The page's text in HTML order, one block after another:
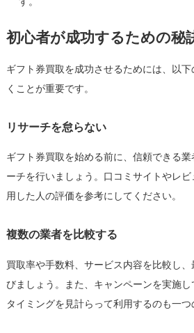
初心者が成功するための秘
ギフト券買取を成功させるためには、以
くことが重要です。
リサーチを怠らない
ギフト券買取を始める前に、信頼できる
ーチを行いましょう。口コミサイトやレビ
用した人の評価を参考にしてください。
複数の業者を比較する
買取率や手数料、サービス内容を比較し
びましょう。また、キャンペーンを実施し
タイミングを見計らって利用するのも一つ